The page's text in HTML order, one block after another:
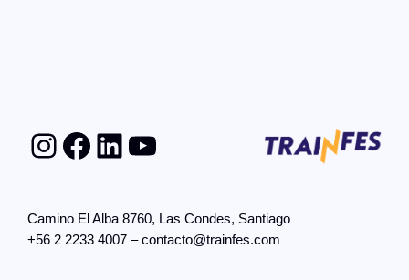
Instagram
Facebook
LinkedIn
YouTube
Camino El Alba 8760, Las Condes, Santiago
+56 2 2233 4007 – contacto@trainfes.com